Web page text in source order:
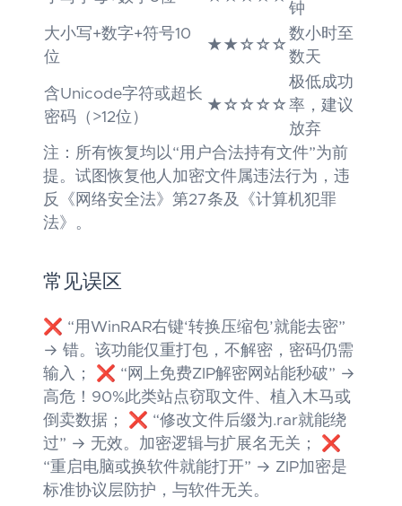
钟
大小写+数字+符号10
位
★★☆☆☆
数小时至
数天
含Unicode字符或超长
密码（>12位）
★☆☆☆☆
极低成功
率，建议
放弃
注：所有恢复均以“用户合法持有文件”为前
提。试图恢复他人加密文件属违法行为，违
反《网络安全法》第27条及《计算机犯罪
法》。
常见误区
❌ “用WinRAR右键‘转换压缩包’就能去密”
→ 错。该功能仅重打包，不解密，密码仍需
输入； ❌ “网上免费ZIP解密网站能秒破” →
高危！90%此类站点窃取文件、植入木马或
倒卖数据； ❌ “修改文件后缀为.rar就能绕
过” → 无效。加密逻辑与扩展名无关； ❌
“重启电脑或换软件就能打开” → ZIP加密是
标准协议层防护，与软件无关。